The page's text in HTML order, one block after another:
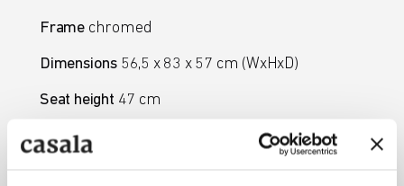
Frame chromed
Dimensions 56,5 x 83 x 57 cm (WxHxD)
Seat height 47 cm